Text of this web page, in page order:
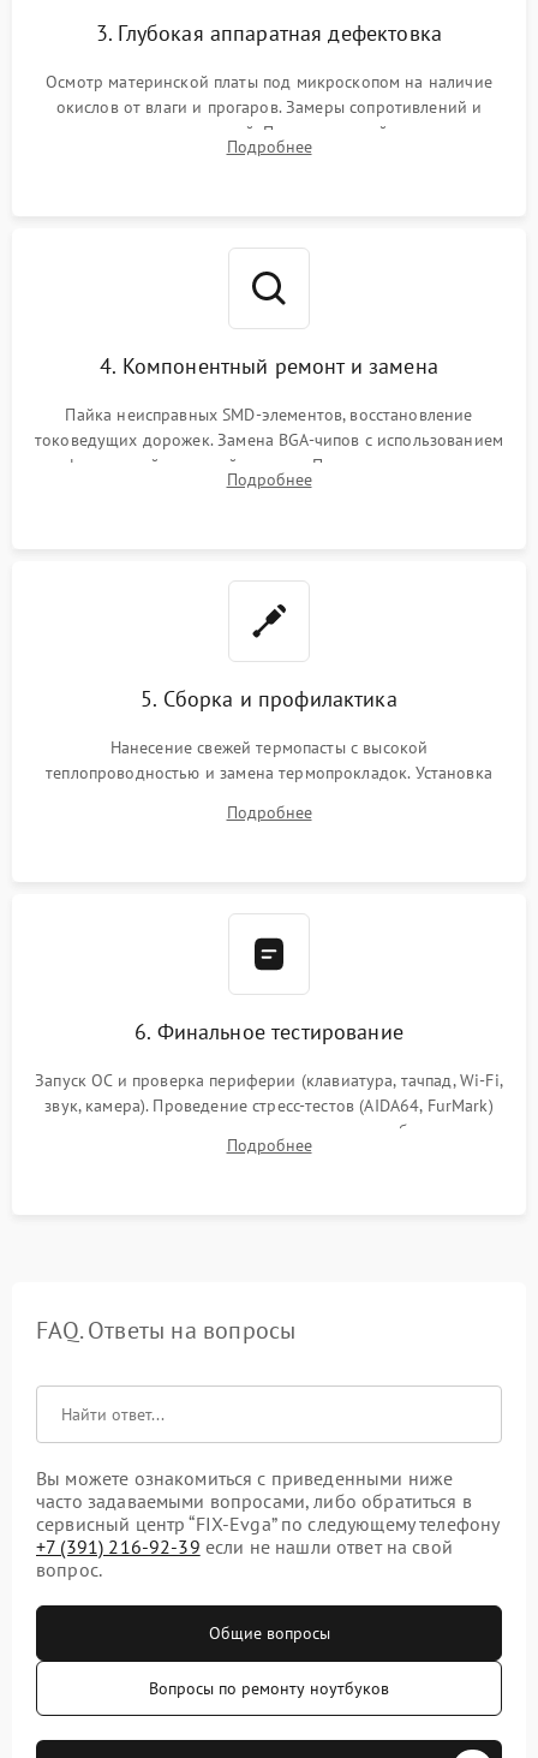
3. Глубокая аппаратная дефектовка
Осмотр материнской платы под микроскопом на наличие
окислов от влаги и прогаров. Замеры сопротивлений и
дежурных напряжений. Проверка цепей питания,
мультиконтроллера, процессора и видеочипа.
Подробнее
4. Компонентный ремонт и замена
Пайка неисправных SMD-элементов, восстановление
токоведущих дорожек. Замена BGA-чипов с использованием
инфракрасной паяльной станции. Прошивка микросхемы
BIOS или замена поврежденных портов USB
Подробнее
5. Сборка и профилактика
Нанесение свежей термопасты с высокой
теплопроводностью и замена термопрокладок. Установка
шлейфов, модулей памяти и накопителей. Предварительная
Подробнее
6. Финальное тестирование
Запуск ОС и проверка периферии (клавиатура, тачпад, Wi-Fi,
звук, камера). Проведение стресс-тестов (AIDA64, FurMark)
для контроля температурного режима и стабильности
системы под пиковой нагрузкой.
Подробнее
FAQ. Ответы на вопросы
Вы можете ознакомиться с приведенными ниже
часто задаваемыми вопросами, либо обратиться в
сервисный центр “FIX-Evga” по следующему телефону
+7 (391) 216-92-39 если не нашли ответ на свой
вопрос.
Общие вопросы
Вопросы по ремонту ноутбуков